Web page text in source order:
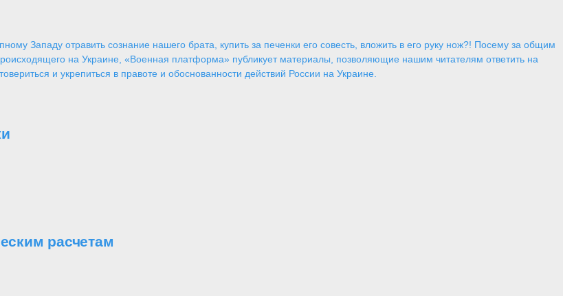
Западу отравить сознание нашего брата, купить за печенки его совесть, вложить в его руку нож?! Посему за общим
на Украине, «Военная платформа» публикует материалы, позволяющие нашим читателям ответить на
и укрепиться в правоте и обоснованности действий России на Украине.
расчетам